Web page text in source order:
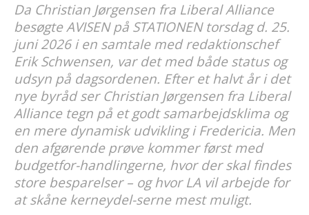
Da Christian Jørgensen fra Liberal Alliance
besøgte AVISEN på STATIONEN torsdag d. 25.
juni 2026 i en samtale med redaktionschef
Erik Schwensen, var det med både status og
udsyn på dagsordenen. Efter et halvt år i det
nye byråd ser Christian Jørgensen fra Liberal
Alliance tegn på et godt samarbejdsklima og
en mere dynamisk udvikling i Fredericia. Men
den afgørende prøve kommer først med
budgetfor-handlingerne, hvor der skal findes
store besparelser – og hvor LA vil arbejde for
at skåne kerneydel-serne mest muligt.